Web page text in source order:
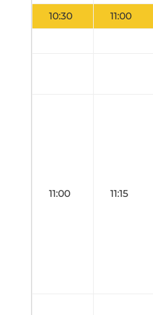
10:30 11:00
11:00 11:15